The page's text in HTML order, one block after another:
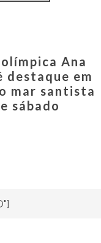
Ana
destaque em
mar santista
sábado